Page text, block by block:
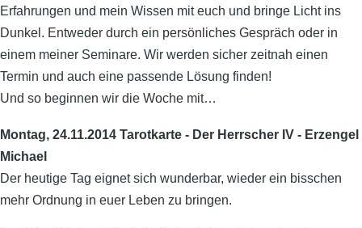
Erfahrungen und mein Wissen mit euch und bringe Licht ins
Dunkel. Entweder durch ein persönliches Gespräch oder in
einem meiner Seminare. Wir werden sicher zeitnah einen
Termin und auch eine passende Lösung finden!
Und so beginnen wir die Woche mit…
Montag, 24.11.2014 Tarotkarte - Der Herrscher IV - Erzengel
Michael
Der heutige Tag eignet sich wunderbar, wieder ein bisschen
mehr Ordnung in euer Leben zu bringen.